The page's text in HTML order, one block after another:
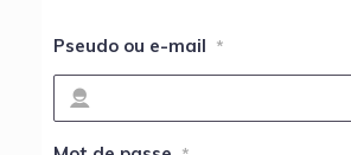
Pseudo ou e-mail *